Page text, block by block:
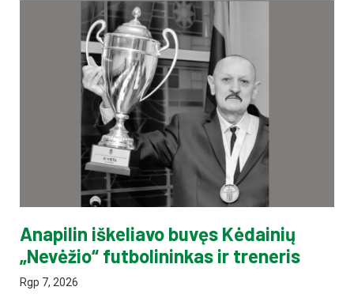
Anapilin iškeliavo buvęs Kėdainių
„Nevėžio“ futbolininkas ir treneris
Rgp 7, 2026